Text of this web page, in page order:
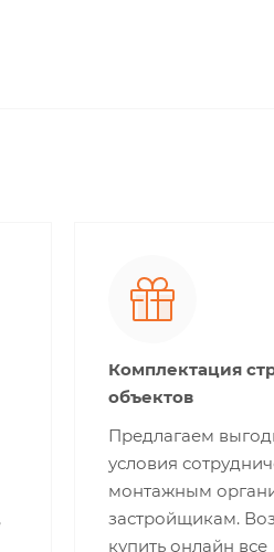
Комплектация
объектов
Предлагаем
условия
монтажным
застройщикам.
купить онлайн все